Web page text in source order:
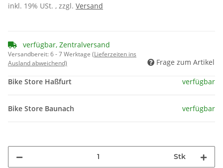
inkl. 19% USt. , zzgl. Versand
verfügbar, Zentralversand
Versandbereit:6 - 7 Werktage (Lieferzeiten ins
Ausland abweichend)
Frage zum Artikel
Bike Store Haßfurt verfügbar
Bike Store Baunach verfügbar
Stk